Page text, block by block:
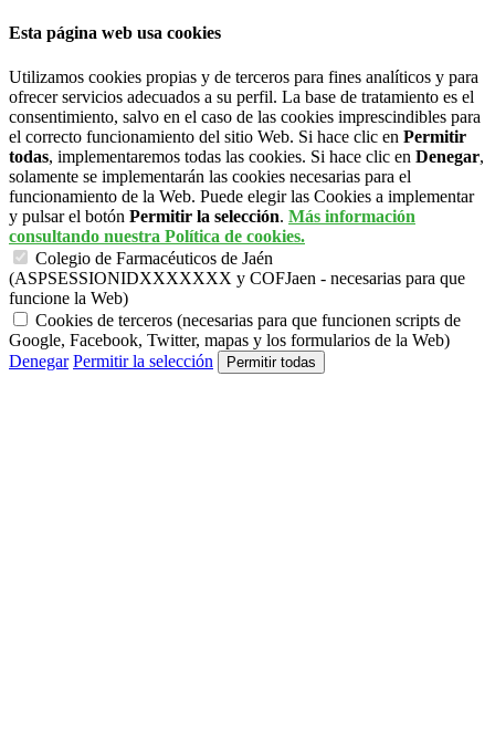
Esta página web usa cookies
Utilizamos cookies propias y de terceros para fines analíticos y para
ofrecer servicios adecuados a su perfil. La base de tratamiento es el
consentimiento, salvo en el caso de las cookies imprescindibles para
el correcto funcionamiento del sitio Web. Si hace clic en Permitir
todas, implementaremos todas las cookies. Si hace clic en Denegar,
solamente se implementarán las cookies necesarias para el
funcionamiento de la Web. Puede elegir las Cookies a implementar
y pulsar el botón Permitir la selección. Más información
consultando nuestra Política de cookies.
Colegio de Farmacéuticos de Jaén
(ASPSESSIONIDXXXXXXX y COFJaen - necesarias para que
funcione la Web)
Cookies de terceros (necesarias para que funcionen scripts de
Google, Facebook, Twitter, mapas y los formularios de la Web)
Denegar Permitir la selección